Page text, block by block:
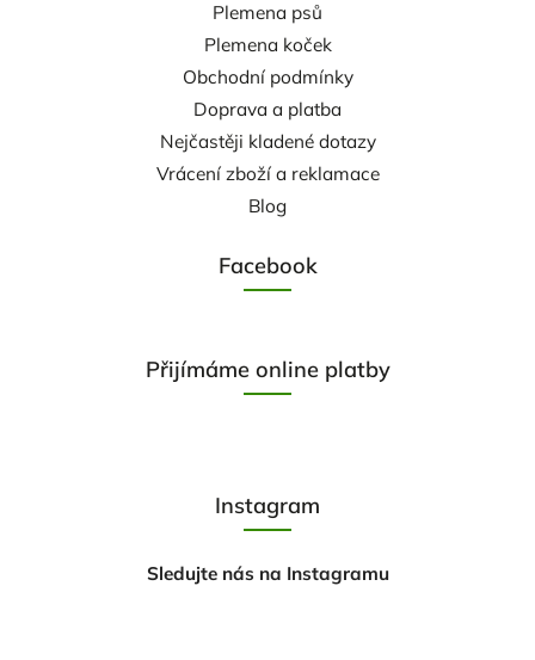
Plemena psů
Plemena koček
Obchodní podmínky
Doprava a platba
Nejčastěji kladené dotazy
Vrácení zboží a reklamace
Blog
Facebook
Přijímáme online platby
Instagram
Sledujte nás na Instagramu